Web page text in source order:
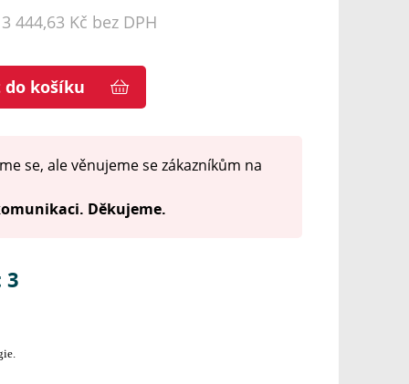
444,63 Kč bez DPH
košíku
se, ale věnujeme se zákazníkům na
Děkujeme.
3